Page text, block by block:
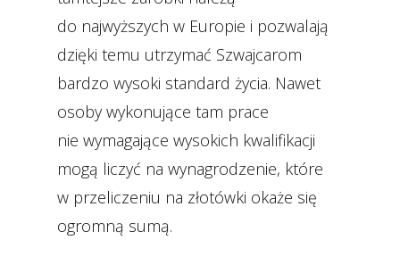
do najwyższych w Europie i pozwalają
dzięki temu utrzymać Szwajcarom
bardzo wysoki standard życia. Nawet
osoby wykonujące tam prace
nie wymagające wysokich kwalifikacji
mogą liczyć na wynagrodzenie, które
w przeliczeniu na złotówki okaże się
ogromną sumą.